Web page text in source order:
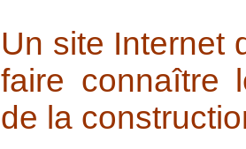
Un site Internet
faire connaître
de la